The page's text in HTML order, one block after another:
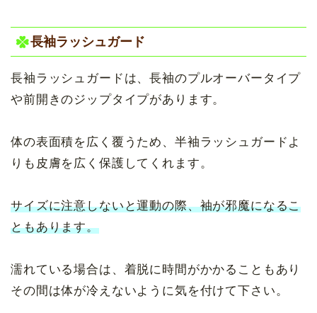
長袖ラッシュガード
長袖ラッシュガードは、長袖のプルオーバータイプ
や前開きのジップタイプがあります。
体の表面積を広く覆うため、半袖ラッシュガードよ
りも皮膚を広く保護してくれます。
サイズに注意しないと運動の際、袖が邪魔になるこ
ともあります。
濡れている場合は、着脱に時間がかかることもあり
その間は体が冷えないように気を付けて下さい。